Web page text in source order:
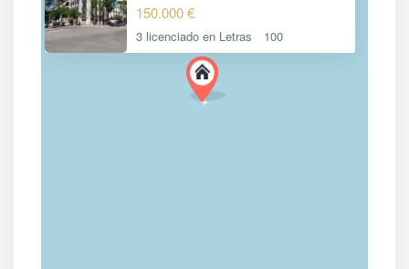
150.000 €
3 licenciado en Letras 100